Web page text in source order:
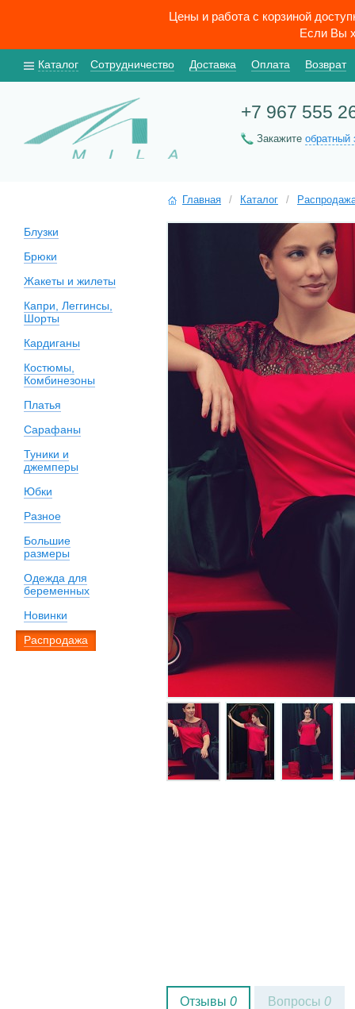
Цены и работа с корзиной
Если Вы
Каталог Сотрудничество Доставка Оплата Возврат
+7 967 555
Закажите обратный
Блузки
Брюки
Жакеты и жилеты
Капри, Леггинсы,
Шорты
Кардиганы
Костюмы,
Комбинезоны
Платья
Сарафаны
Туники и
джемперы
Юбки
Разное
Большие
размеры
Одежда для
беременных
Новинки
Распродажа
Главная / Каталог /
Отзывы 0 Вопросы 0